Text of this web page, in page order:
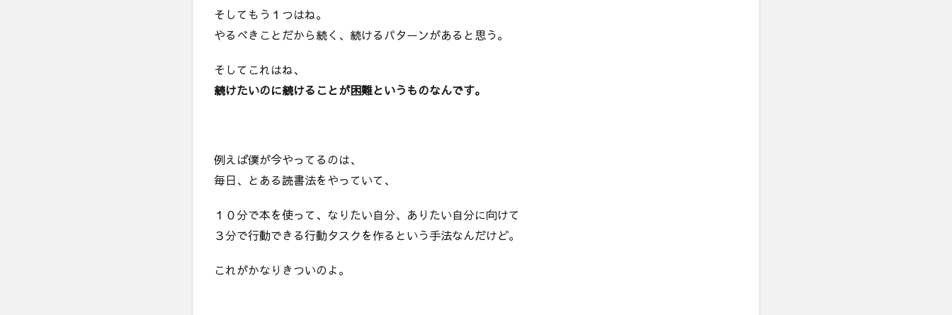
こ
だ
ら
続
け
続
な
の
は
反
と
そしてもう１つはね。
やるべきことだから続く、続けるパターンがあると思う。
そしてこれはね、
続けたいのに続けることが困難というものなんです。
例えば僕が今やってるのは、
毎日、とある読書法をやっていて、
１０分で本を使って、なりたい自分、ありたい自分に向けて
３分で行動できる行動タスクを作るという手法なんだけど。
これがかなりきついのよ。